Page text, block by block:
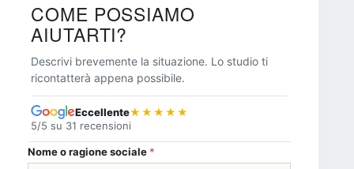
COME POSSIAMO
AIUTARTI?
Descrivi brevemente la situazione. Lo studio ti
ricontatterà appena possibile.
Eccellente★★★★★
5/5 su 31 recensioni
Nome o ragione sociale *